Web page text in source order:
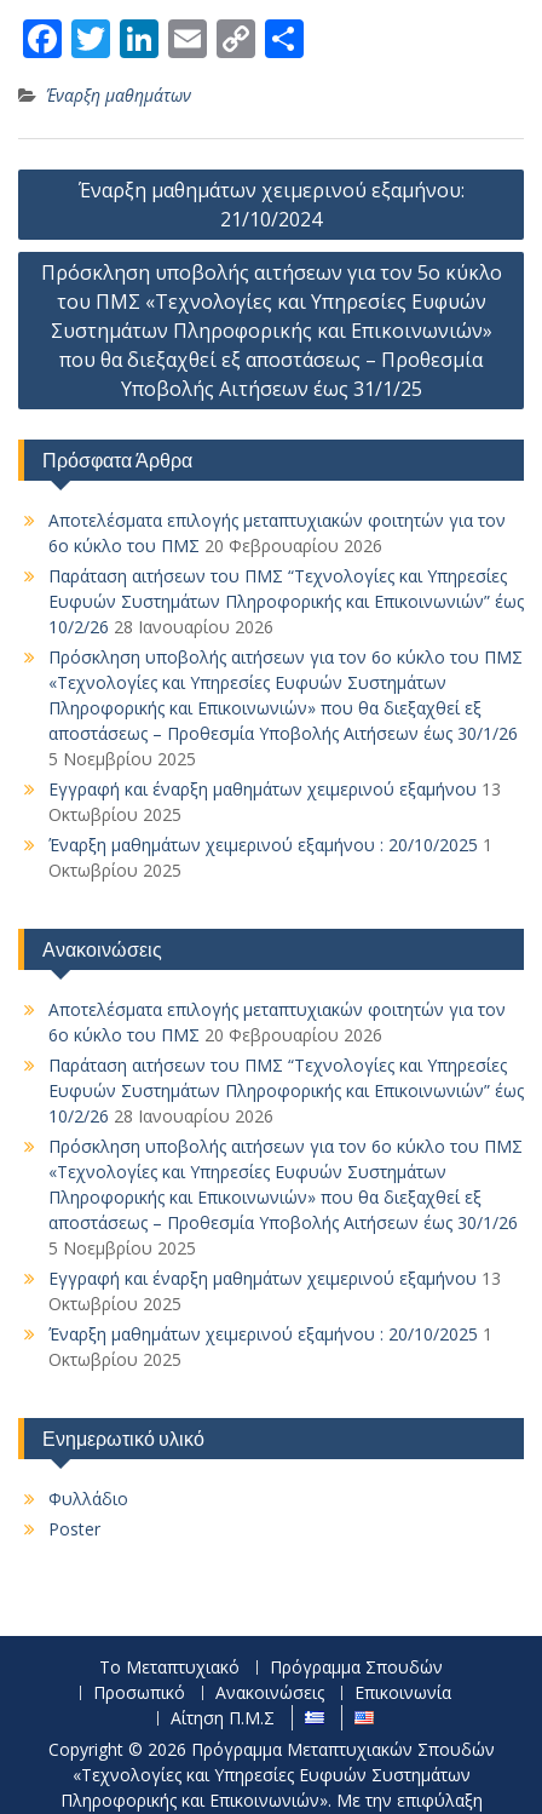
F
ac
e
b
o
o
k
T
w
itt
er
Li
n
k
e
dI
n
E
m
l
C
o
y
Li
n
k
α
σ
τε
ίτ
ε
Έναρξη μαθημάτων
Πλοήγηση
Έναρξη μαθημάτων χειμερινού εξαμήνου:
21/10/2024
Πρόσκληση υποβολής αιτήσεων για τον 5ο κύκλο
του ΠΜΣ «Τεχνολογίες και Υπηρεσίες Ευφυών
Συστημάτων Πληροφορικής και Επικοινωνιών»
που θα διεξαχθεί εξ αποστάσεως – Προθεσμία
Υποβολής Αιτήσεων έως 31/1/25
Πρόσφατα Άρθρα
Αποτελέσματα επιλογής μεταπτυχιακών φοιτητών για τον
6ο κύκλο του ΠΜΣ 20 Φεβρουαρίου 2026
Παράταση αιτήσεων του ΠΜΣ “Τεχνολογίες και Υπηρεσίες
Ευφυών Συστημάτων Πληροφορικής και Επικοινωνιών” έως
10/2/26 28 Ιανουαρίου 2026
Πρόσκληση υποβολής αιτήσεων για τον 6ο κύκλο του ΠΜΣ
«Τεχνολογίες και Υπηρεσίες Ευφυών Συστημάτων
Πληροφορικής και Επικοινωνιών» που θα διεξαχθεί εξ
αποστάσεως – Προθεσμία Υποβολής Αιτήσεων έως 30/1/26
5 Νοεμβρίου 2025
Εγγραφή και έναρξη μαθημάτων χειμερινού εξαμήνου 13
Οκτωβρίου 2025
Έναρξη μαθημάτων χειμερινού εξαμήνου : 20/10/2025 1
Οκτωβρίου 2025
Ανακοινώσεις
Αποτελέσματα επιλογής μεταπτυχιακών φοιτητών για τον
6ο κύκλο του ΠΜΣ 20 Φεβρουαρίου 2026
Παράταση αιτήσεων του ΠΜΣ “Τεχνολογίες και Υπηρεσίες
Ευφυών Συστημάτων Πληροφορικής και Επικοινωνιών” έως
10/2/26 28 Ιανουαρίου 2026
Πρόσκληση υποβολής αιτήσεων για τον 6ο κύκλο του ΠΜΣ
«Τεχνολογίες και Υπηρεσίες Ευφυών Συστημάτων
Πληροφορικής και Επικοινωνιών» που θα διεξαχθεί εξ
αποστάσεως – Προθεσμία Υποβολής Αιτήσεων έως 30/1/26
5 Νοεμβρίου 2025
Εγγραφή και έναρξη μαθημάτων χειμερινού εξαμήνου 13
Οκτωβρίου 2025
Έναρξη μαθημάτων χειμερινού εξαμήνου : 20/10/2025 1
Οκτωβρίου 2025
Ενημερωτικό υλικό
Φυλλάδιο
Poster
Το Μεταπτυχιακό
Πρόγραμμα Σπουδών
Προσωπικό
Ανακοινώσεις
Επικοινωνία
Αίτηση Π.Μ.Σ
Copyright © 2026 Πρόγραμμα Μεταπτυχιακών Σπουδών
«Τεχνολογίες και Υπηρεσίες Ευφυών Συστημάτων
Πληροφορικής και Επικοινωνιών». Με την επιφύλαξη